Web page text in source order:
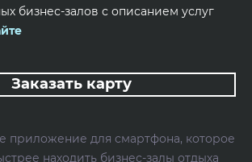
бизнес-залов с описанием услуг
Заказать карту
приложение для смартфона, которое
находить бизнес-залы отдыха